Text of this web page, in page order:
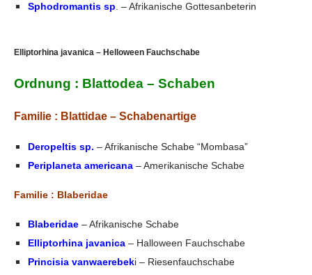
Sphodromantis sp . – Afrikanische Gottesanbeterin
Elliptorhina javanica – Helloween Fauchschabe
Ordnung : Blattodea – Schaben
Familie : Blattidae – Schabenartige
Deropeltis sp. – Afrikanische Schabe “Mombasa”
Periplaneta americana – Amerikanische Schabe
Familie : Blaberidae
Blaberidae – Afrikanische Schabe
Elliptorhina javanica – Halloween Fauchschabe
Princisia vanwaerebeki – Riesenfauchschabe